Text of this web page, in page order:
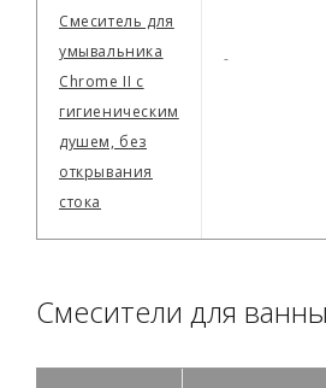
-
Смеситель для
умывальника
Chrome II с
гигиеническим
душем, без
открывания
стока
Смесители для